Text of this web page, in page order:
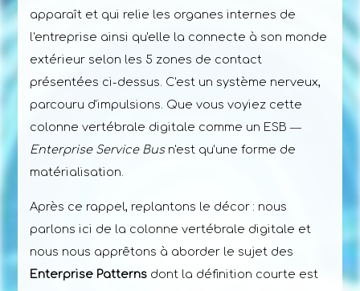
apparaît et qui relie les organes internes de
l'entreprise ainsi qu'elle la connecte à son monde
extérieur selon les 5 zones de contact
présentées ci-dessus. C'est un système nerveux,
parcouru d'impulsions. Que vous voyiez cette
colonne vertébrale digitale comme un ESB ―
Enterprise Service Busn'est qu'une forme de
matérialisation.
Après ce rappel, replantons le décor : nous
parlons ici de la colonne vertébrale digitale et
nous nous apprêtons à aborder le sujet des
Enterprise Patternsdont la définition courte est